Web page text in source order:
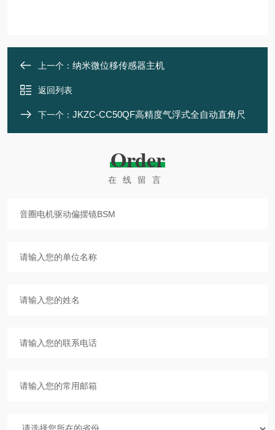
上一个： 纳米微位移传感器主机
返回列表
下一个： JKZC-CC50QF高精度气浮式全自动直角尺
Order
在线留言